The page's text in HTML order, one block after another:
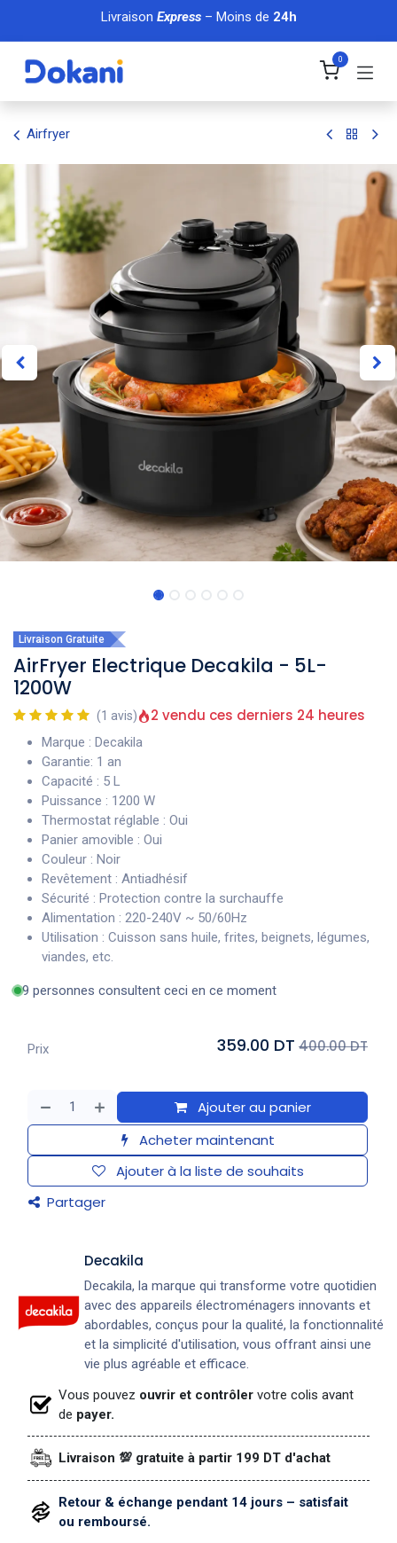
Se rendre au contenu
Livraison Express– Moins de 24h
0
Airfryer
Livraison Gratuite
AirFryer Electrique Decakila - 5L-
1200W
(1 avis) 2 vendu ces derniers 24 heures
Marque : Decakila
Garantie: 1 an
Capacité : 5 L
Puissance : 1200 W
Thermostat réglable : Oui
Panier amovible : Oui
Couleur : Noir
Revêtement : Antiadhésif
Sécurité : Protection contre la surchauffe
Alimentation : 220-240V ~ 50/60Hz
Utilisation : Cuisson sans huile, frites, beignets, légumes,
viandes, etc.
9 personnes consultent ceci en ce moment
Ajouter au panier
Acheter maintenant
Ajouter à la liste de souhaits
Partager
Prix 359.00 DT 400.00 DT
Decakila
Decakila, la marque qui transforme votre quotidien
avec des appareils électroménagers innovants et
abordables, conçus pour la qualité, la fonctionnalité
et la simplicité d'utilisation, vous offrant ainsi une
vie plus agréable et efficace.
Vous pouvez ouvrir et contrôler votre colis avant
de payer.
Livraison 💯 gratuite à partir 199 DT d'achat
Retour & échange pendant 14 jours – satisfait
ou remboursé.